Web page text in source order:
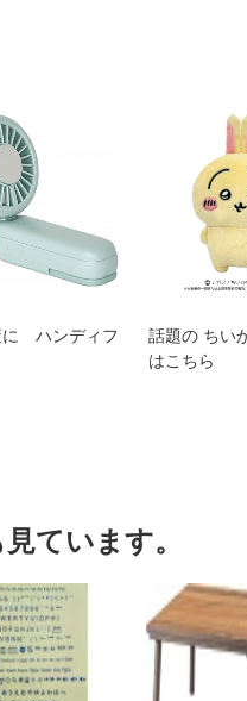
に ハンディフ
話題の ちい
はこちら
ています。